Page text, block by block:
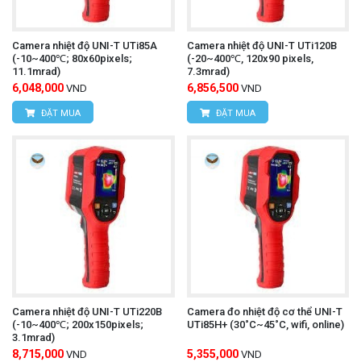
Camera nhiệt độ UNI-T UTi85A
(-10~400℃; 80x60pixels;
11.1mrad)
6,048,000 VND
ĐẶT MUA
Camera nhiệt độ UNI-T UTi120B
(-20~400℃, 120x90 pixels,
7.3mrad)
6,856,500 VND
ĐẶT MUA
Camera nhiệt độ UNI-T UTi220B
(-10~400℃; 200x150pixels;
3.1mrad)
8,715,000 VND
Camera đo nhiệt độ cơ thể UNI-T
UTi85H+ (30˚C~45˚C, wifi, online)
5,355,000 VND